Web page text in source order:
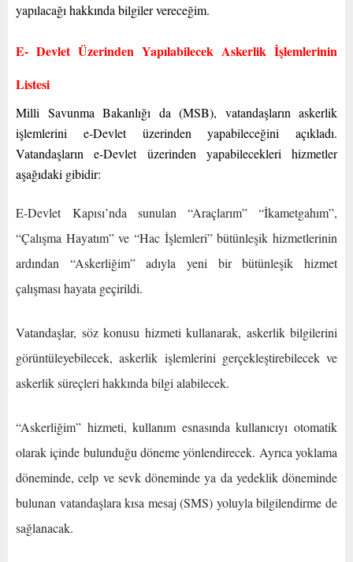
yapılacağı hakkında bilgiler vereceğim.
E- Devlet Üzerinden Yapılabilecek Askerlik İşlemlerinin
Listesi
Milli Savunma Bakanlığı da (MSB), vatandaşların askerlik
işlemlerini e-Devlet üzerinden yapabileceğini açıkladı.
Vatandaşların e-Devlet üzerinden yapabilecekleri hizmetler
aşağıdaki gibidir:
E-Devlet Kapısı’nda sunulan “Araçlarım” “İkametgahım”,
“Çalışma Hayatım” ve “Hac İşlemleri” bütünleşik hizmetlerinin
ardından “Askerliğim” adıyla yeni bir bütünleşik hizmet
çalışması hayata geçirildi.
Vatandaşlar, söz konusu hizmeti kullanarak, askerlik bilgilerini
görüntüleyebilecek, askerlik işlemlerini gerçekleştirebilecek ve
askerlik süreçleri hakkında bilgi alabilecek.
“Askerliğim” hizmeti, kullanım esnasında kullanıcıyı otomatik
olarak içinde bulunduğu döneme yönlendirecek. Ayrıca yoklama
döneminde, celp ve sevk döneminde ya da yedeklik döneminde
bulunan vatandaşlara kısa mesaj (SMS) yoluyla bilgilendirme de
sağlanacak.